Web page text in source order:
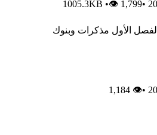
•
1005.3KB •👁 1,799
الفصل الأول مذكرات وبنوك
•
👁 1,184